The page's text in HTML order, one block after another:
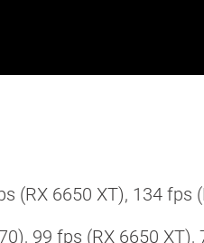
(RX 6650 XT), 134 fps
99 fps (RX 6650 XT),